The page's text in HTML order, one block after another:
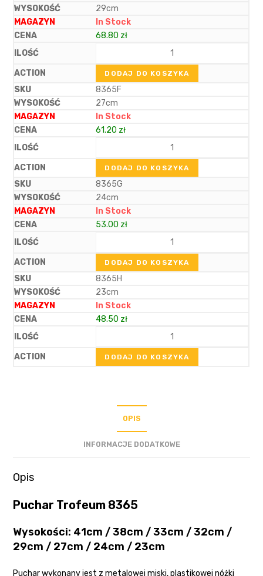
29cm
In Stock
68.80 zł
DODAJ DO KOSZYKA
8365F
27cm
In Stock
61.20 zł
DODAJ DO KOSZYKA
8365G
24cm
In Stock
53.00 zł
DODAJ DO KOSZYKA
8365H
23cm
In Stock
48.50 zł
DODAJ DO KOSZYKA
OPIS
INFORMACJE DODATKOWE
Opis
Puchar Trofeum 8365
Wysokości: 41cm / 38cm / 33cm / 32cm /
29cm / 27cm / 24cm / 23cm
Puchar wykonany jest z metalowej miski, plastikowej nóżki